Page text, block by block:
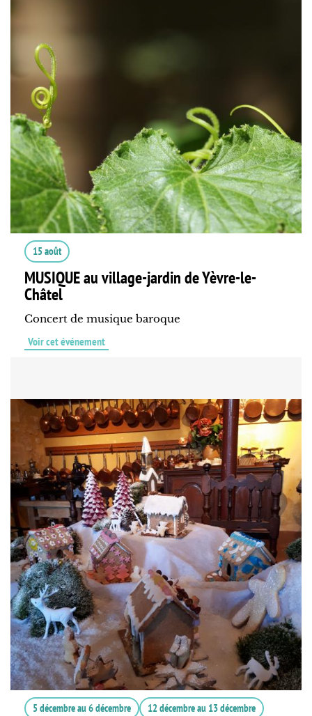
15 août
MUSIQUE au village-jardin de Yèvre-le-
Châtel
Concert de musique baroque
Voir cet événement
5 décembreau6 décembre 12 décembreau 13 décembre